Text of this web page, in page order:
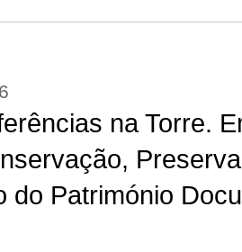
na Torre.
do Património